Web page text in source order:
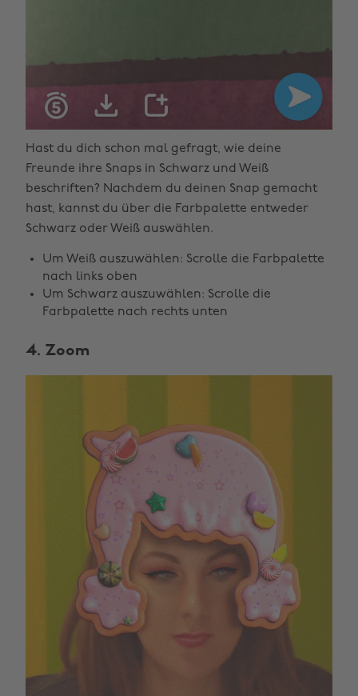
Hast du dich schon mal gefragt, wie deine
Freunde ihre Snaps in Schwarz und Weiß
beschriften? Nachdem du deinen Snap gemacht
hast, kannst du über die Farbpalette entweder
Schwarz oder Weiß auswählen.
Um Weiß auszuwählen: Scrolle die Farbpalette
nach links oben
Um Schwarz auszuwählen: Scrolle die
Farbpalette nach rechts unten
4. Zoom